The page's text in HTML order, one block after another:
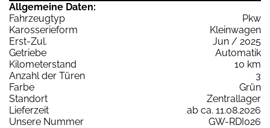
Allgemeine Daten:
Fahrzeugtyp
Pkw
Karosserieform
Kleinwagen
Erst-Zul.
Jun / 2025
Getriebe
Automatik
Kilometerstand
10 km
Anzahl der Türen
3
Farbe
Grün
Standort
Zentrallager
Lieferzeit
ab ca. 11.08.2026
Unsere Nummer
GW-RDI026